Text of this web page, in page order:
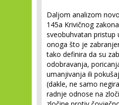
Daljom analizom
145a Krivičnog
sveobuhvatan pristup
onoga što je
tako definira da su
odobravanja,
umanjivanja ili
(dakle, ne samo
radnje odnose na